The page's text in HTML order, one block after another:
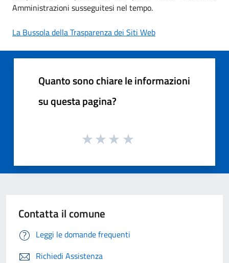
Amministrazioni susseguitesi nel tempo.
La Bussola della Trasparenza dei Siti Web
Quanto sono chiare le informazioni
su questa pagina?
Contatta il comune
Leggi le domande frequenti
Richiedi Assistenza